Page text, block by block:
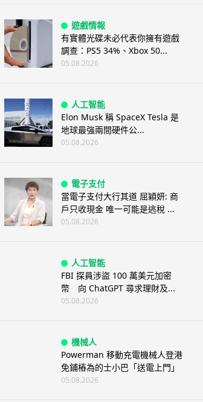
遊戲情報
有實體光碟未必代表你擁有遊戲
調查：PS5 34%、Xbox 50...
05.08.2026
人工智能
Elon Musk 稱 SpaceX Tesla 是
地球最強兩間硬件公...
05.08.2026
電子支付
當電子支付大行其道 屈穎妍: 商
戶只收現金 唯一可能是逃稅 ...
05.08.2026
人工智能
FBI 探員涉盜 100 萬美元加密
幣 向 ChatGPT 尋求理財及...
05.08.2026
機械人
Powerman 移動充電機械人登港
免鋪樁為的士小巴「送電上門」
05.08.2026